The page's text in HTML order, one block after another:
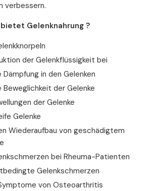
verbessern.
Gelenknahrung ?
der Gelenkflüssigkeit bei
in den Gelenken
der Gelenke
der Gelenke
Gelenke
Wiederaufbau von geschädigtem
bei Rheuma-Patienten
Gelenkschmerzen
von Osteoarthritis